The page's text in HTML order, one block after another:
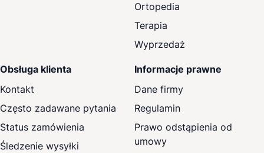
Ortopedia
Terapia
Wyprzedaż
Obsługa klienta
Kontakt
Często zadawane pytania
Status zamówienia
Śledzenie wysyłki
Informacje prawne
Dane firmy
Regulamin
Prawo odstąpienia od
umowy